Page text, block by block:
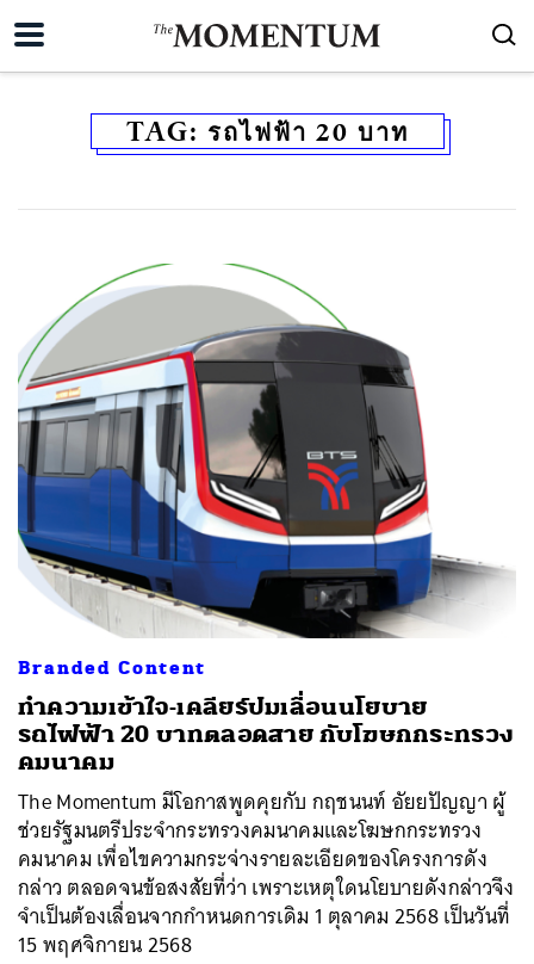
TAG: รถไฟฟ้า 20 บาท
Branded Content
ทำความเข้าใจ-เคลียร์ปมเลื่อนนโยบาย
รถไฟฟ้า 20 บาทตลอดสาย กับโฆษกกระทรวง
คมนาคม
The Momentum มีโอกาสพูดคุยกับ กฤชนนท์ อัยยปัญญา ผู้
ช่วยรัฐมนตรีประจำกระทรวงคมนาคมและโฆษกกระทรวง
คมนาคม เพื่อไขความกระจ่างรายละเอียดของโครงการดัง
กล่าว ตลอดจนข้อสงสัยที่ว่า เพราะเหตุใดนโยบายดังกล่าวจึง
จำเป็นต้องเลื่อนจากกำหนดการเดิม 1 ตุลาคม 2568 เป็นวันที่
15 พฤศจิกายน 2568